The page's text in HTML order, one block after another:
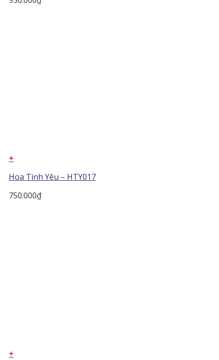
+
Hoa Tình Yêu – HTY017
750.000₫
+